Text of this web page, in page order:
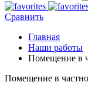
Сравнить
Главная
Наши работы
Помещение в
Помещение в